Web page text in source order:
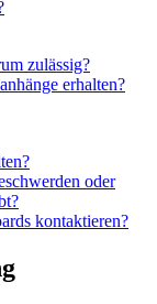
zulässig?
erhalten?
oder
kontaktieren?